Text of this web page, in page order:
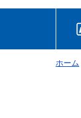
ホーム